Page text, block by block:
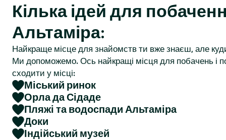
d
e
r
Кілька ідей для
Альтаміра:
Найкраще місце для знайомств ти вже знаєш, але
Ми допоможемо. Ось найкращі місця для побачень і
сходити у місці:
Міський ринок
Орла да Сідаде
Пляжі та водоспади Альтаміра
Доки
Індійський музей